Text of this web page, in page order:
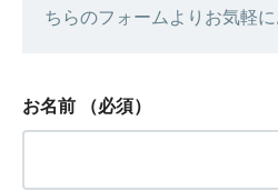
ちらのフォームよりお気軽に
お名前 （必須）